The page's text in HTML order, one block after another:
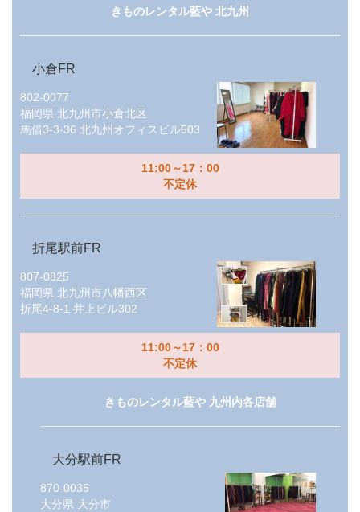
きものレンタル藍や 北九州
小倉FR
802-0077
福岡県 北九州市小倉北区
馬借3-3-36 北九州オフィスビル503
11:00～17：00
不定休
折尾駅前FR
807-0825
福岡県 北九州市八幡西区
折尾4-8-1 井上ビル302
11:00～17：00
不定休
きものレンタル藍や 九州内各店舗
大分駅前FR
870-0035
大分県 大分市